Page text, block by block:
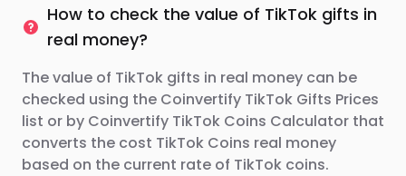
How to check the value of TikTok gifts in
real money?
The value of TikTok gifts in real money can be
checked using the Coinvertify TikTok Gifts Prices
list or by Coinvertify TikTok Coins Calculator that
converts the cost TikTok Coins real money
based on the current rate of TikTok coins.